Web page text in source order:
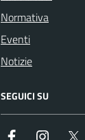
Normativa
Eventi
Notizie
SEGUICI SU
Facebook